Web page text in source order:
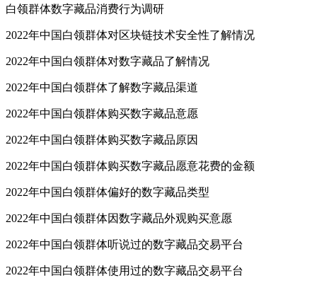
白领群体数字藏品消费行为调研
2022年中国白领群体对区块链技术安全性了解情况
2022年中国白领群体对数字藏品了解情况
2022年中国白领群体了解数字藏品渠道
2022年中国白领群体购买数字藏品意愿
2022年中国白领群体购买数字藏品原因
2022年中国白领群体购买数字藏品愿意花费的金额
2022年中国白领群体偏好的数字藏品类型
2022年中国白领群体因数字藏品外观购买意愿
2022年中国白领群体听说过的数字藏品交易平台
2022年中国白领群体使用过的数字藏品交易平台